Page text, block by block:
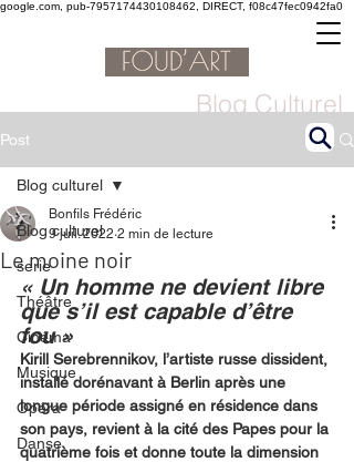
google.com, pub-7957174430108462, DIRECT, f08c47fec0942fa0
Blog Culturel
Post
Blog culturel
serie
Théâtre
Cinéma
Musique
Opéra
Danse
Blog culturel
Le moine noir
Bonfils Frédéric
9 juil. 2022 2 min de lecture
« Un homme ne devient libre
que s’il est capable d’être
fou »
Kirill Serebrennikov, l’artiste russe dissident,
installé dorénavant à Berlin après une
longue période assigné en résidence dans
son pays, revient à la cité des Papes pour la
quatrième fois et donne toute la dimension